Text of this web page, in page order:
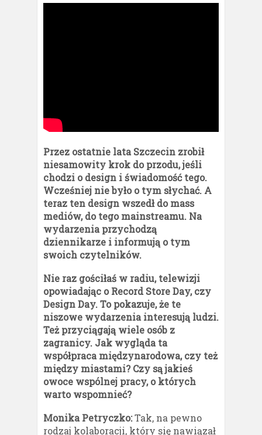
Przez ostatnie lata Szczecin zrobił
niesamowity krok do przodu, jeśli
chodzi o design i świadomość tego.
Wcześniej nie było o tym słychać. A
teraz ten design wszedł do mass
mediów, do tego mainstreamu. Na
wydarzenia przychodzą
dziennikarze i informują o tym
swoich czytelników.
Nie raz gościłaś w radiu, telewizji
opowiadając o Record Store Day, czy
Design Day. To pokazuje, że te
niszowe wydarzenia interesują ludzi.
Też przyciągają wiele osób z
zagranicy. Jak wygląda ta
współpraca międzynarodowa, czy też
między miastami? Czy są jakieś
owoce wspólnej pracy, o których
warto wspomnieć?
Monika Petryczko:Tak, na pewno
rodzaj kolaboracji, który się nawiązał